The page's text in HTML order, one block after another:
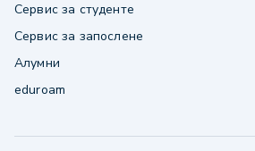
Сервис за студенте
Сервис за запослене
Алумни
eduroam